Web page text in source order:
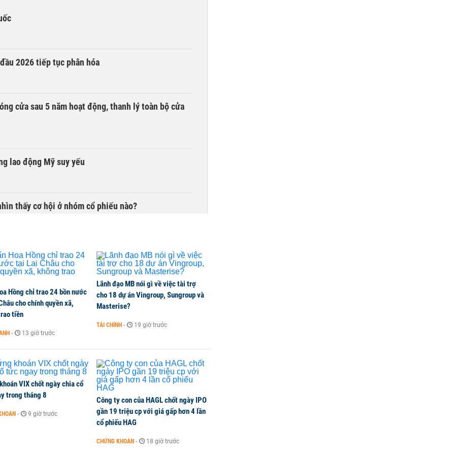
2026 tiếp tục phân hóa
cửa sau 5 năm hoạt động, thanh lý toàn bộ cửa
lao động Mỹ suy yếu
thấy cơ hội ở nhóm cổ phiếu nào?
Hồng chỉ trao 24 bồn nước
cho chính quyền xã,
tiền
- 13 giờ trước
Lãnh đạo MB nói gì về việc tài trợ
cho 18 dự án Vingroup, Sungroup và
Masterise?
TÀI CHÍNH - 19 giờ trước
VIX chốt ngày chia cổ
trong tháng 8
- 9 giờ trước
Công ty con của HAGL chốt ngày IPO
gần 19 triệu cp với giá gấp hơn 4 lần
cổ phiếu HAG
CHỨNG KHOÁN - 18 giờ trước